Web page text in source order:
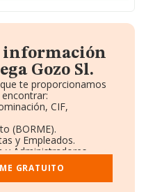
información
Gozo Sl.
te proporcionamos
CIF,
(BORME).
y Empleados.
y Administradores.
en otras empresas.
GRATUITO